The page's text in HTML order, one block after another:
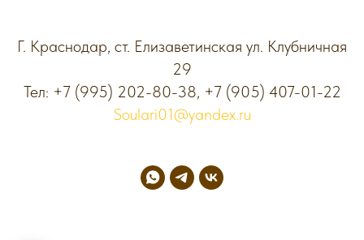
Г. Краснодар, ст. Елизаветинская ул. Клубничная
29
Тел: +7 (995) 202-80-38, +7 (905) 407-01-22
Soulari01@yandex.ru